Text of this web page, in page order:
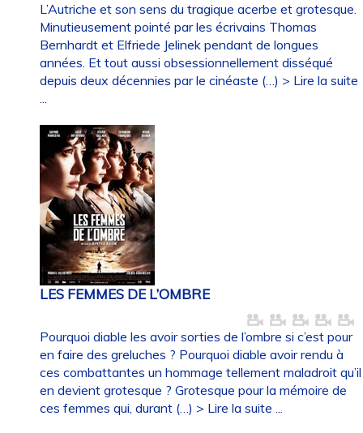
L’Autriche et son sens du tragique acerbe et grotesque.
Minutieusement pointé par les écrivains Thomas
Bernhardt et Elfriede Jelinek pendant de longues
années. Et tout aussi obsessionnellement disséqué
depuis deux décennies par le cinéaste (…) > Lire la suite
...
LES FEMMES DE L’OMBRE
Pourquoi diable les avoir sorties de l’ombre si c’est pour
en faire des greluches ? Pourquoi diable avoir rendu à
ces combattantes un hommage tellement maladroit qu’il
en devient grotesque ? Grotesque pour la mémoire de
ces femmes qui, durant (…) > Lire la suite ...